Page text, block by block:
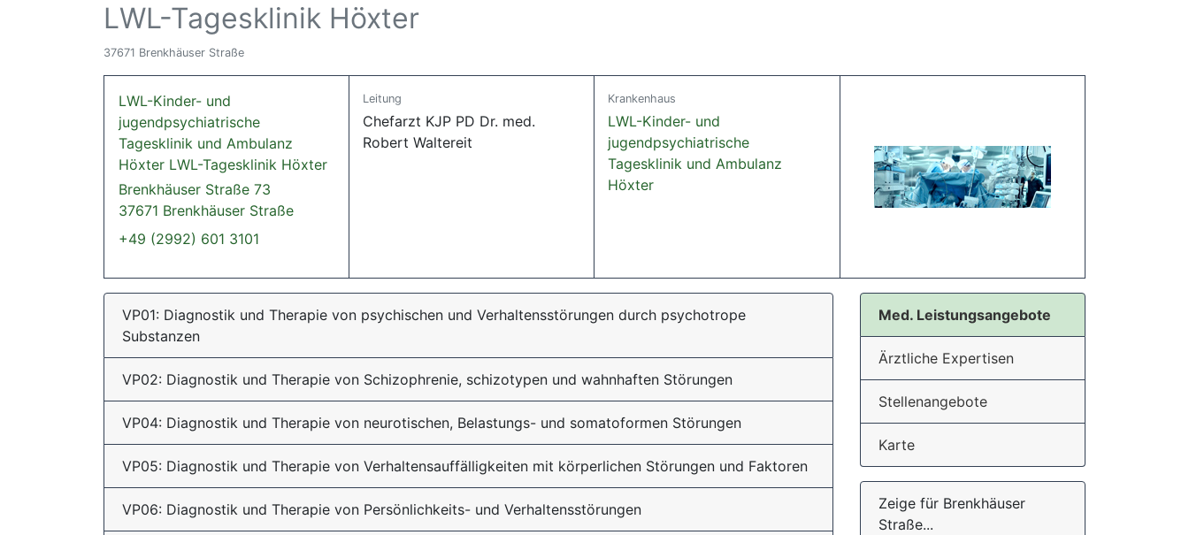
LWL-Tagesklinik Höxter
37671 Brenkhäuser Straße
LWL-Kinder- und
jugendpsychiatrische
Tagesklinik und Ambulanz
Höxter LWL-Tagesklinik Höxter
Brenkhäuser Straße 73
37671 Brenkhäuser Straße
+49 (2992) 601 3101
Leitung
Chefarzt KJP PD Dr. med.
Robert Waltereit
Krankenhaus
LWL-Kinder- und
jugendpsychiatrische
Tagesklinik und Ambulanz
Höxter
VP01: Diagnostik und Therapie von psychischen und Verhaltensstörungen durch psychotrope
Substanzen
VP02: Diagnostik und Therapie von Schizophrenie, schizotypen und wahnhaften Störungen
VP04: Diagnostik und Therapie von neurotischen, Belastungs- und somatoformen Störungen
VP05: Diagnostik und Therapie von Verhaltensauffälligkeiten mit körperlichen Störungen und Faktoren
VP06: Diagnostik und Therapie von Persönlichkeits- und Verhaltensstörungen
Med. Leistungsangebote
Ärztliche Expertisen
Stellenangebote
Karte
Zeige für Brenkhäuser
Straße...